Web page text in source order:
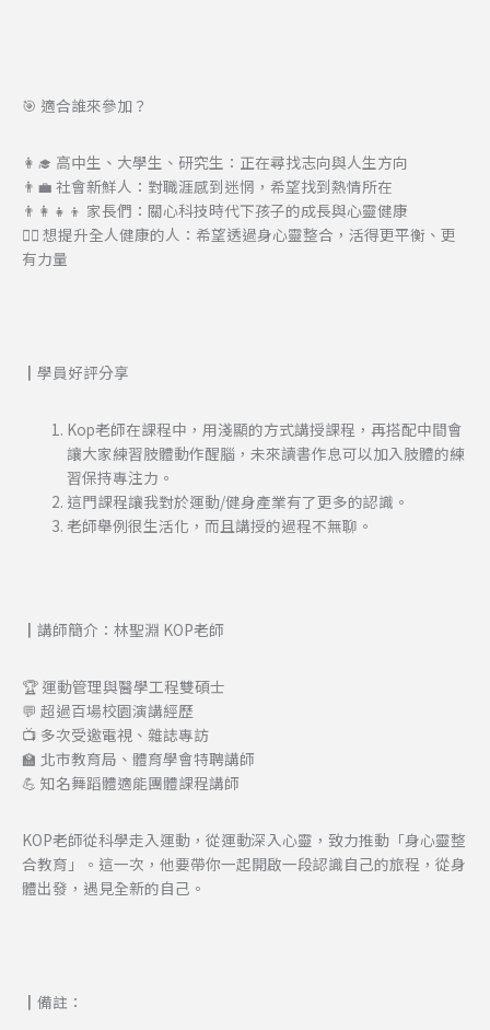
🎯 適合誰來參加？
👩‍🎓 高中生、大學生、研究生：正在尋找志向與人生方向
👨‍💼 社會新鮮人：對職涯感到迷惘，希望找到熱情所在
👨‍👩‍👧‍👦 家長們：關心科技時代下孩子的成長與心靈健康
🧘‍♀️ 想提升全人健康的人：希望透過身心靈整合，活得更平衡、更
有力量
┃學員好評分享
Kop老師在課程中，用淺顯的方式講授課程，再搭配中間會
讓大家練習肢體動作醒腦，未來讀書作息可以加入肢體的練
習保持專注力。
這門課程讓我對於運動/健身產業有了更多的認識。
老師舉例很生活化，而且講授的過程不無聊。
┃講師簡介： 林聖淵 KOP老師
🏆 運動管理與醫學工程雙碩士
💬 超過百場校園演講經歷
📺 多次受邀電視、雜誌專訪
🏫 北市教育局、體育學會特聘講師
💪 知名舞蹈體適能團體課程講師
KOP老師從科學走入運動，從運動深入心靈，致力推動「身心靈整
合教育」。這一次，他要帶你一起開啟一段認識自己的旅程，從身
體出發，遇見全新的自己。
┃備註：